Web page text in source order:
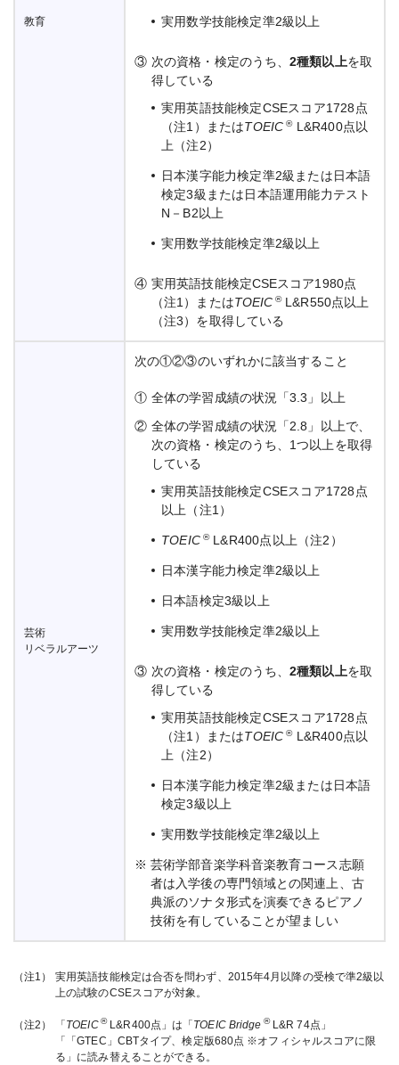
教育 実用数学技能検定準2級以上
③ 次の資格・検定のうち、2種類以上を取
得している
実用英語技能検定CSEスコア1728点
（注1）またはTOEIC ®L&R400点以
上（注2）
日本漢字能力検定準2級または日本語
検定3級または日本語運用能力テスト
N－B2以上
実用数学技能検定準2級以上
④ 実用英語技能検定CSEスコア1980点
（注1）またはTOEIC ®L&R550点以上
（注3）を取得している
芸術
リベラルアーツ
次の①②③のいずれかに該当すること
① 全体の学習成績の状況「3.3」以上
② 全体の学習成績の状況「2.8」以上で、
次の資格・検定のうち、1つ以上を取得
している
実用英語技能検定CSEスコア1728点
以上（注1）
TOEIC ®L&R400点以上（注2）
日本漢字能力検定準2級以上
日本語検定3級以上
実用数学技能検定準2級以上
③ 次の資格・検定のうち、2種類以上を取
得している
実用英語技能検定CSEスコア1728点
（注1）またはTOEIC ®L&R400点以
上（注2）
日本漢字能力検定準2級または日本語
検定3級以上
実用数学技能検定準2級以上
※ 芸術学部音楽学科音楽教育コース志願
者は入学後の専門領域との関連上、古
典派のソナタ形式を演奏できるピアノ
技術を有していることが望ましい
（注1）
実用英語技能検定は合否を問わず、2015年4月以降の受検で準2級以
上の試験のCSEスコアが対象。
（注2） 「 TOEIC ®L&R400点」は「 TOEIC Bridge ®L&R 74点」
「「GTEC」CBTタイプ、検定版680点 ※オフィシャルスコアに限
る」に読み替えることができる。